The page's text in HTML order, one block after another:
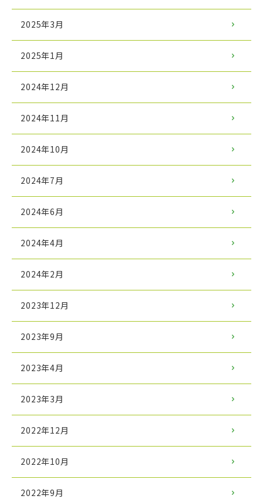
2025年3月
2025年1月
2024年12月
2024年11月
2024年10月
2024年7月
2024年6月
2024年4月
2024年2月
2023年12月
2023年9月
2023年4月
2023年3月
2022年12月
2022年10月
2022年9月